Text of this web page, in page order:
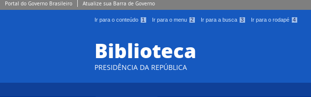
Portal do Governo Brasileiro Atualize sua Barra de Governo
Ir para o conteúdo 1 Ir para o menu 2 Ir para a busca 3 Ir para o rodapé 4
Biblioteca
PRESIDÊNCIA DA REPÚBLICA